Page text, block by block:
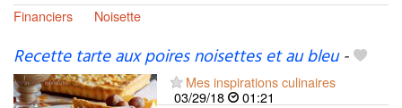
Financiers
Noisette
Recette tarte aux poires noisettes et au bleu-
Mes inspirations culinaires
03/29/18
01:21